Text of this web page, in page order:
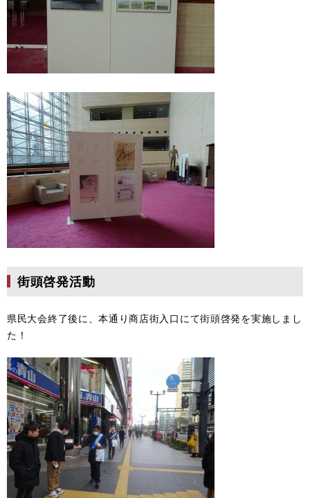
街頭啓発活動
県民大会終了後に、本通り商店街入口にて街頭啓発を実施しまし
た！